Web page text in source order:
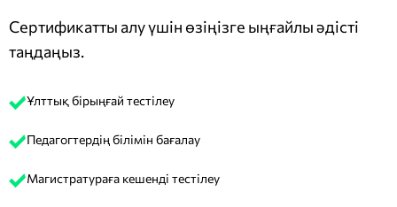
Сертификатты алу үшін өзіңізге ыңғайлы әдісті
таңдаңыз.
Ұлттық бірыңғай тестілеу
Педагогтердің білімін бағалау
Магистратураға кешенді тестілеу